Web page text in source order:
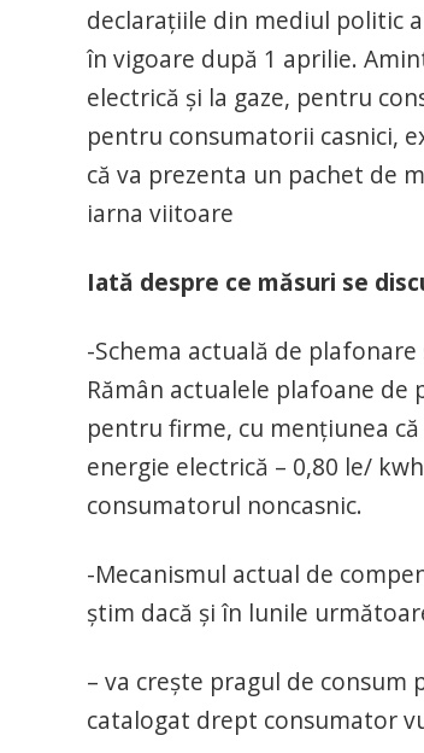
declarațiile din mediul politic
în vigoare după 1 aprilie.
electrică și la gaze, pentru
pentru consumatorii casnici,
că va prezenta un pachet de
iarna viitoare
Iată despre ce măsuri se
-Schema actuală de
Rămân actualele plafoane
pentru firme, cu mențiunea
energie electrică – 0,80 le/
consumatorul noncasnic.
-Mecanismul actual de
știm dacă și în lunile
– va crește pragul de
catalogat drept consumator